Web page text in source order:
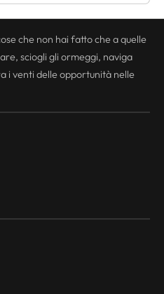
che non hai fatto che a quelle
sciogli gli ormeggi, naviga
i venti delle opportunità nelle